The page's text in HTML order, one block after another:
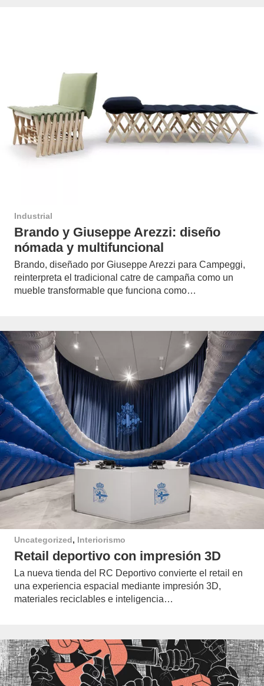
Industrial
Brando y Giuseppe Arezzi: diseño
nómada y multifuncional
Brando, diseñado por Giuseppe Arezzi para Campeggi,
reinterpreta el tradicional catre de campaña como un
mueble transformable que funciona como…
Uncategorized, Interiorismo
Retail deportivo con impresión 3D
La nueva tienda del RC Deportivo convierte el retail en
una experiencia espacial mediante impresión 3D,
materiales reciclables e inteligencia…